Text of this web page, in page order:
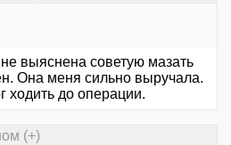
выяснена советую мазать
Она меня сильно выручала.
ходить до операции.
(+)